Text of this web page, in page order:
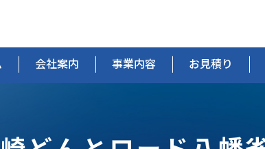
会社案内 事業内容 お見積り